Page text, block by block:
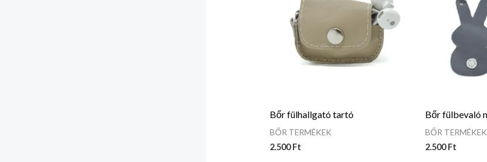
Bőr fülhallgató tartó
BŐR TERMÉKEK
2.500Ft
Bőr fülbevaló
BŐR TERMÉKEK
2.500Ft